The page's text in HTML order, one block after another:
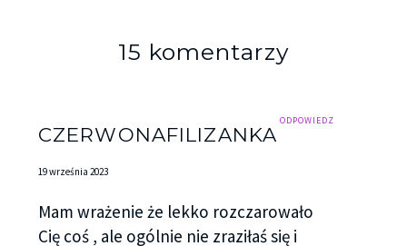
15 komentarzy
ODPOWIEDZ
CZERWONAFILIZANKA
19 września 2023
Mam wrażenie że lekko rozczarowało
Cię coś , ale ogólnie nie zraziłaś się i